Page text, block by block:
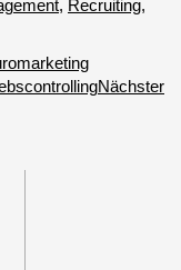
, Recruiting,
Nächster